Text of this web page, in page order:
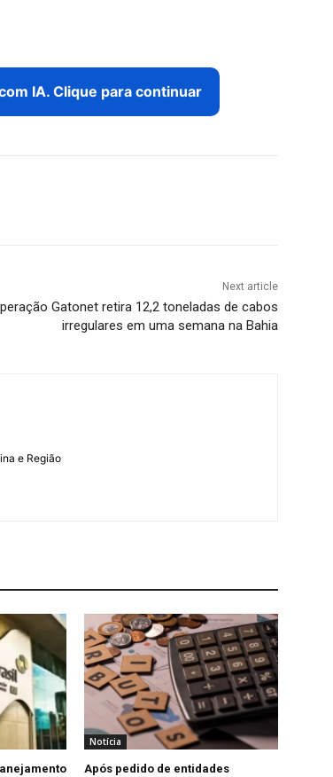
IA. Clique para continuar
Next article
Gatonet retira 12,2 toneladas de cabos
irregulares em uma semana na Bahia
e Região
Notícia
Após pedido de entidades